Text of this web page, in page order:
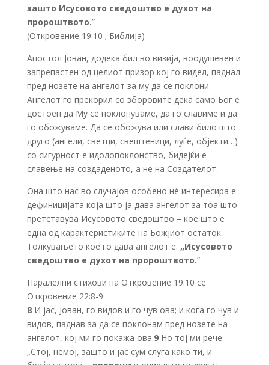
зашто Исусовото сведоштво е духот на
пророштвото.”
(Откровение 19:10 ; Библија)
Апостол Јован, додека бил во визија, воодушевен и
запрепастен од целиот призор кој го видел, паднал
пред нозете на ангелот за му да се поклони.
Ангелот го прекорил со зборовите дека само Бог е
достоен да Му се поклонуваме, да го славиме и да
го обожуваме. Да се обожува или слави било што
друго (ангели, светци, свештеници, луѓе, објекти…)
со сигурност е идолопоклонство, бидејќи е
славење на создаденото, а не на Создателот.
Она што нас во случајов особено нè интересира е
дефиницијата која што ја дава ангелот за тоа што
претставува Исусовото сведоштво – кое што е
една од карактеристиките на Божјиот остаток.
Толкувањето кое го дава ангелот е: „Исусовото
сведоштво е духот на пророштвото.”
Паралелни стихови на Откровение 19:10 се
Откровение 22:8-9:
8 И јас, Јован, го видов и го чув ова; и кога го чув и
видов, паднав за да се поклонам пред нозете на
ангелот, кој ми го покажа ова.9 Но тој ми рече:
„Стој, немој, зашто и јас сум слуга како ти, и